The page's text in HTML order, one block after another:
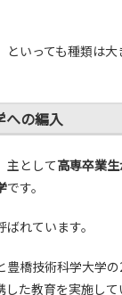
といっても種類は
の編入
主として高専卒業
です。
れています。
豊橋技術科学大学
した教育を実施し